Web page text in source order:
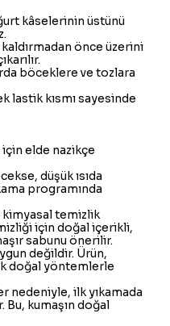
kâselerinin üstünü
önce üzerini
böceklere ve tozlara
lastik kısmı sayesinde
için elde nazikçe
düşük ısıda
programında
kimyasal temizlik
için doğal içerikli,
sabunu önerilir.
değildir. Ürün,
doğal yöntemlerle
nedeniyle, ilk yıkamada
kumaşın doğal